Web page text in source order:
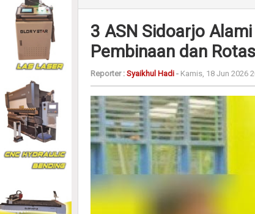
3 ASN Sidoarjo
Pembinaan dan
Reporter : Syaikhul Hadi - Kamis, 18 Jun 2026